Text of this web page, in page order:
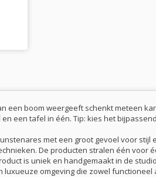
een boom weergeeft schenkt meteen
een tafel in één. Tip: kies het
met een groot gevoel voor
De producten stralen één voor
is uniek en handgemaakt in de
omgeving die zowel